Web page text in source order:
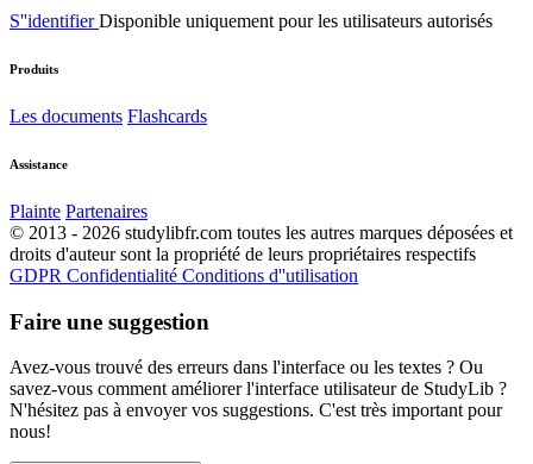
S''identifierDisponible uniquement pour les utilisateurs autorisés
Produits
Les documents Flashcards
Assistance
Plainte Partenaires
© 2013 - 2026 studylibfr.com toutes les autres marques déposées et
droits d'auteur sont la propriété de leurs propriétaires respectifs
GDPR Confidentialité Conditions d''utilisation
Faire une suggestion
Avez-vous trouvé des erreurs dans l'interface ou les textes ? Ou
savez-vous comment améliorer l'interface utilisateur de StudyLib ?
N'hésitez pas à envoyer vos suggestions. C'est très important pour
nous!